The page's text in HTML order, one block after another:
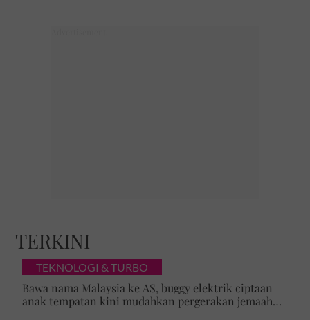
TERKINI
TEKNOLOGI & TURBO
Bawa nama Malaysia ke AS, buggy elektrik ciptaan
anak tempatan kini mudahkan pergerakan jemaah